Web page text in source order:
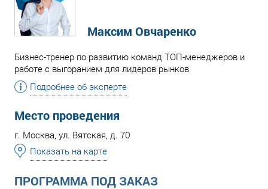
Максим Овчаренко
Бизнес-тренер по развитию команд ТОП-менеджеров и
работе с выгоранием для лидеров рынков
Подробнее об эксперте
Место проведения
г. Москва, ул. Вятская, д. 70
Показать на карте
ПРОГРАММА ПОД ЗАКАЗ